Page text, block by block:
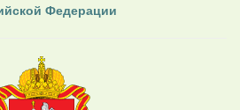
Федерации